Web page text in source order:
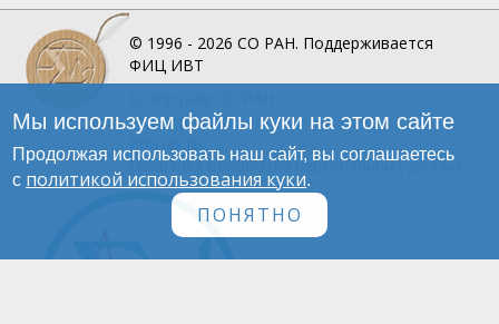
© 1996 - 2026 СО РАН. Поддерживается
ФИЦ ИВТ
Инфографика
Политика обработки персональных данных
Мы используем файлы куки на этом сайте
Продолжая использовать наш сайт, вы соглашаетесь
с политикой использования куки.
ПОНЯТНО